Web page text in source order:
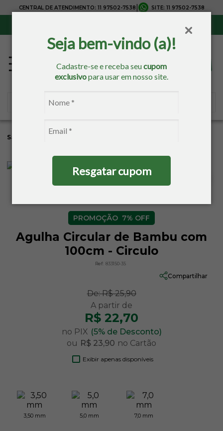
Seja bem-vindo (a)!
Cadastre-se e receba seucupom
exclusivopara usar em nosso site.
Resgatar cupom
CENTRAL DE ATENDIMENTO: 11 97502-7538 SITE: 11 97502-7538
Sacaria
7% OFF
Agulha Circular de Bambu com
100cm - Circulo
Ref: 833150-35
Compartilhar
De:R$ 25,90
R$ 22,70
no PIX (5% de Desconto)
ou R$ 23,90 no Cartão
Exibir apenas disponíveis
3,50 mm 5,0 mm 7,0 mm